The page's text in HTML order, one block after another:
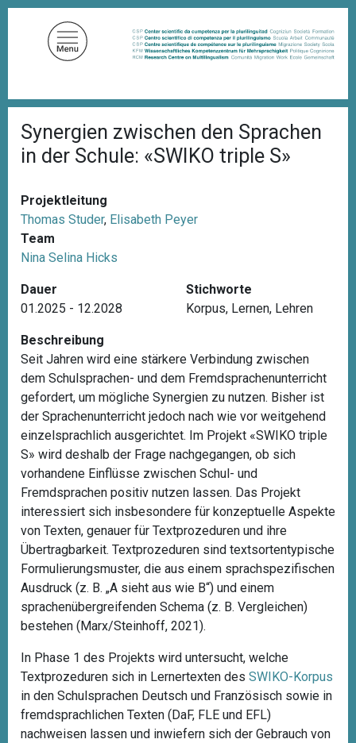
D
f
a
d
v
i
g
a
t
o
Synergien zwischen den Sprachen
in der Schule: «SWIKO triple S»
Projektleitung
Thomas Studer, Elisabeth Peyer
Team
Nina Selina Hicks
Dauer
01.2025 - 12.2028
Stichworte
Korpus, Lernen, Lehren
Beschreibung
Seit Jahren wird eine stärkere Verbindung zwischen
dem Schulsprachen- und dem Fremdsprachenunterricht
gefordert, um mögliche Synergien zu nutzen. Bisher ist
der Sprachenunterricht jedoch nach wie vor weitgehend
einzelsprachlich ausgerichtet. Im Projekt «SWIKO triple
S» wird deshalb der Frage nachgegangen, ob sich
vorhandene Einflüsse zwischen Schul- und
Fremdsprachen positiv nutzen lassen. Das Projekt
interessiert sich insbesondere für konzeptuelle Aspekte
von Texten, genauer für Textprozeduren und ihre
Übertragbarkeit. Textprozeduren sind textsortentypische
Formulierungsmuster, die aus einem sprachspezifischen
Ausdruck (z. B. „A sieht aus wie B“) und einem
sprachenübergreifenden Schema (z. B. Vergleichen)
bestehen (Marx/Steinhoff, 2021).
In Phase 1 des Projekts wird untersucht, welche
Textprozeduren sich in Lernertexten des SWIKO-Korpus
in den Schulsprachen Deutsch und Französisch sowie in
fremdsprachlichen Texten (DaF, FLE und EFL)
nachweisen lassen und inwiefern sich der Gebrauch von